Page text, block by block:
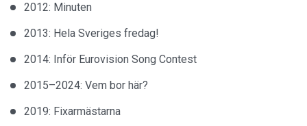
2012: Minuten
2013: Hela Sveriges fredag!
2014: Inför Eurovision Song Contest
2015–2024: Vem bor här?
2019: Fixarmästarna